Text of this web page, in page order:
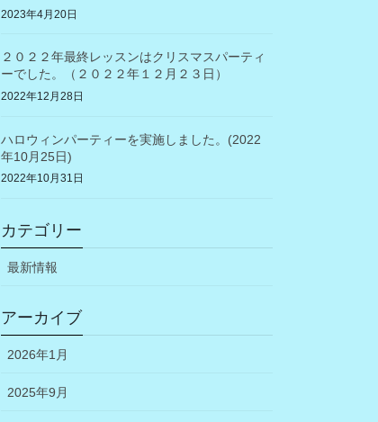
2023年4月20日
２０２２年最終レッスンはクリスマスパーティ
ーでした。（２０２２年１２月２３日）
2022年12月28日
ハロウィンパーティーを実施しました。(2022
年10月25日)
2022年10月31日
カテゴリー
最新情報
アーカイブ
2026年1月
2025年9月